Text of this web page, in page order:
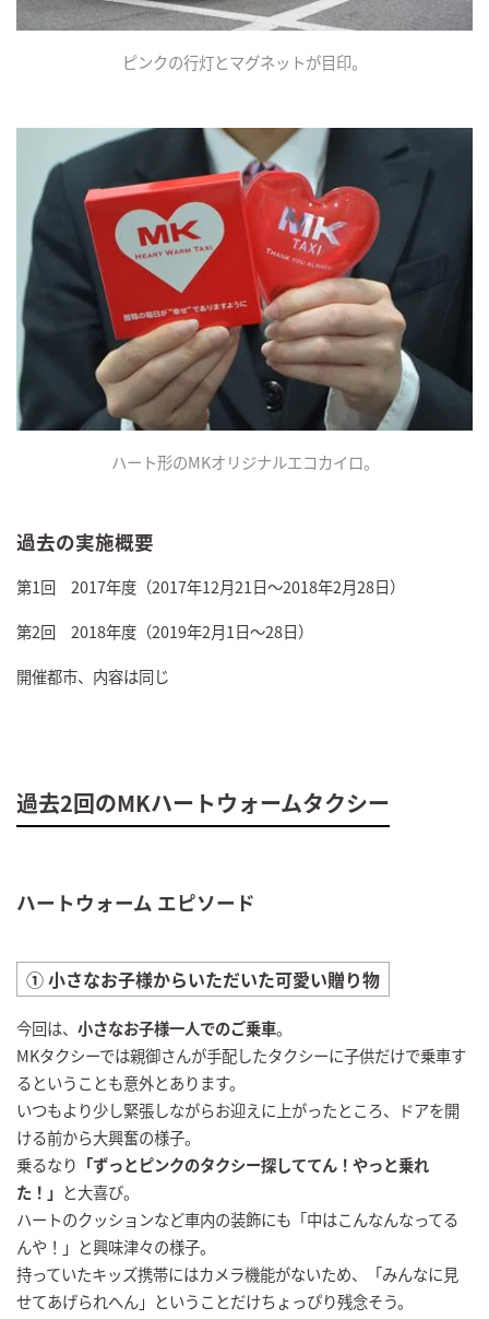
ピンクの行灯とマグネットが目印。
ハート形のMKオリジナルエコカイロ。
過去の実施概要
第1回 2017年度（2017年12月21日～2018年2月28日）
第2回 2018年度（2019年2月1日～28日）
開催都市、内容は同じ
過去2回のMKハートウォームタクシー
ハートウォーム エピソード
① 小さなお子様からいただいた可愛い贈り物
今回は、 小さなお子様一人でのご乗車。
MKタクシーでは親御さんが手配したタクシーに子供だけで乗車す
るということも意外とあります。
いつもより少し緊張しながらお迎えに上がったところ、ドアを開
ける前から大興奮の様子。
乗るなり 「ずっとピンクのタクシー探しててん！やっと乗れ
た！」 と大喜び。
ハートのクッションなど車内の装飾にも「中はこんなんなってる
んや！」と興味津々の様子。
持っていたキッズ携帯にはカメラ機能がないため、「みんなに見
せてあげられへん」ということだけちょっぴり残念そう。